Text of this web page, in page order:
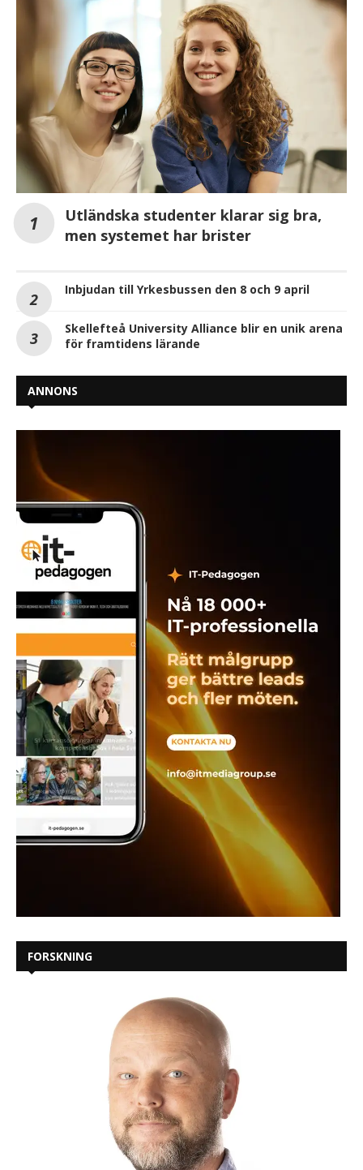
Utländska studenter klarar sig bra,
men systemet har brister
Inbjudan till Yrkesbussen den 8 och 9 april
Skellefteå University Alliance blir en unik arena
för framtidens lärande
ANNONS
FORSKNING